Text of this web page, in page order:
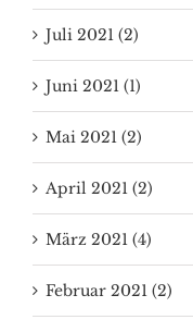
Juli 2021 (2)
Juni 2021 (1)
Mai 2021 (2)
April 2021 (2)
März 2021 (4)
Februar 2021 (2)
Januar 2021 (2)